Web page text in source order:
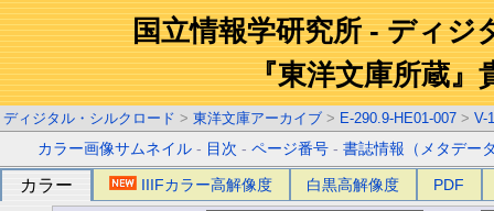
国立情報学研究所 - ディジ
『東洋文庫所蔵』
ディジタル・シルクロード > 東洋文庫アーカイブ > E-290.9-HE01-007 > V-1
カラー画像サムネイル - 目次 -ページ番号 -書誌情報（メタデー
カラー IIIFカラー高解像度 白黒高解像度 PDF